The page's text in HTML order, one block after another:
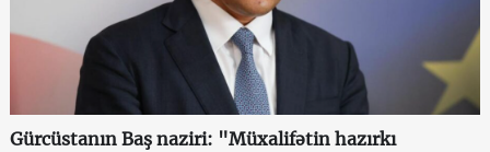
Gürcüstanın Baş naziri: "Müxalifətin hazırkı